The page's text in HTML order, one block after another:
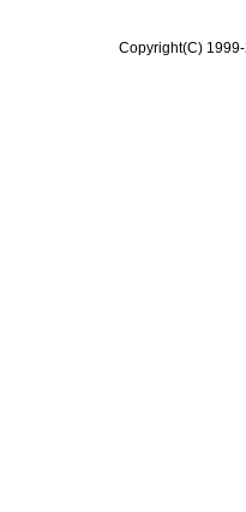
Copyright(C)